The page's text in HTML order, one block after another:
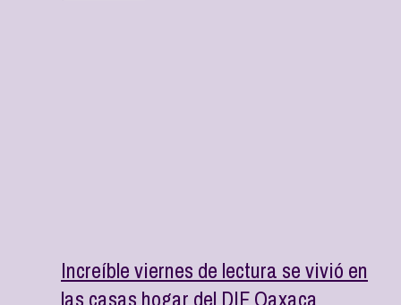
Increíble viernes de lectura se vivió en
las casas hogar del DIF Oaxaca